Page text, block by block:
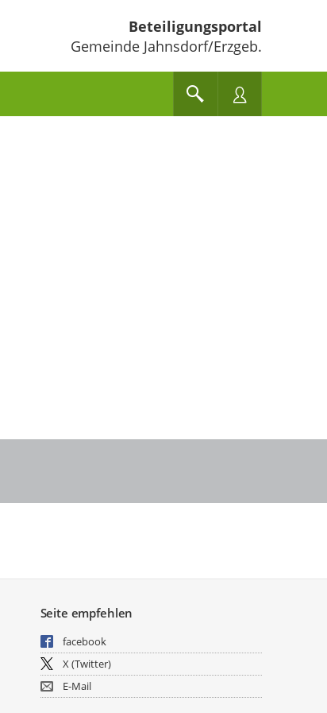
Beteiligungsportal
Gemeinde Jahnsdorf/Erzgeb.
Seite empfehlen
facebook
X (Twitter)
E-Mail